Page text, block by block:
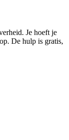
Je hoeft je
De hulp is gratis,